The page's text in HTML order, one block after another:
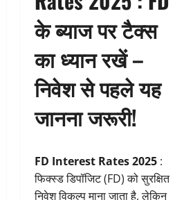
के ब्याज पर टैक्स
का ध्यान रखें –
निवेश से पहले यह
जानना जरूरी!
FD Interest Rates 2025 :
फिक्स्ड डिपॉजिट (FD) को सुरक्षित
निवेश विकल्प माना जाता है, लेकिन